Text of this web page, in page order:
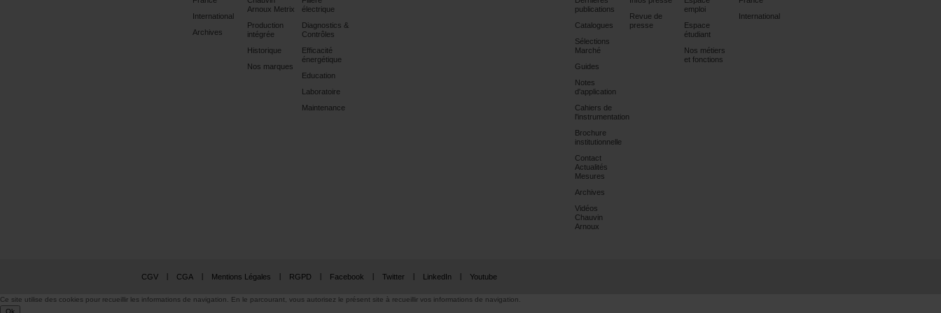
International
Archives
Arnoux Metrix
Production
intégrée
Historique
Nos marques
électrique
Diagnostics &
Contrôles
Efficacité
énergétique
Education
Laboratoire
Maintenance
publications
Catalogues
Sélections
Marché
Guides
Notes
d'application
Cahiers de
l'instrumentation
Brochure
institutionnelle
Contact
Actualités
Mesures
Archives
Vidéos
Chauvin
Arnoux
Revue de
presse
emploi
Espace
étudiant
Nos métiers
et fonctions
International
CGV CGA Mentions Légales RGPD Facebook Twitter LinkedIn Youtube
Ce site utilise des cookies pour recueillir les informations de navigation. En le parcourant, vous autorisez le présent site à recueillir vos informations de navigation.
Ok